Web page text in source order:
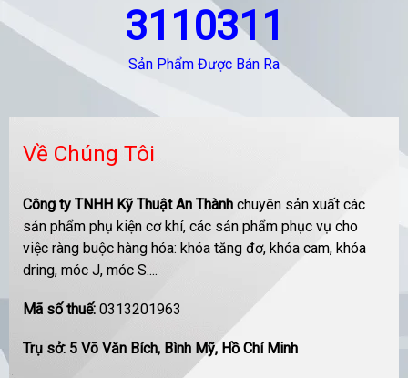
3110311
Sản Phẩm Được Bán Ra
Về Chúng Tôi
Công ty TNHH Kỹ Thuật An Thành chuyên sản xuất các
sản phẩm phụ kiện cơ khí, các sản phẩm phục vụ cho
việc ràng buộc hàng hóa: khóa tăng đơ, khóa cam, khóa
dring, móc J, móc S....
Mã số thuế: 0313201963
Trụ sở: 5 Võ Văn Bích, Bình Mỹ, Hồ Chí Minh